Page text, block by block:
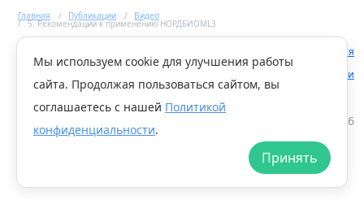
Мы используем cookie для улучшения работы
сайта. Продолжая пользоваться сайтом, вы
соглашаетесь с нашей Политикой
конфиденциальности.
Принять
Главная Публикации Видео
5. Рекомендации к применению НОРДБИОМL3
Telegram
Правовая информация
Политика конфиденциальности
Microbiota bank. 2026